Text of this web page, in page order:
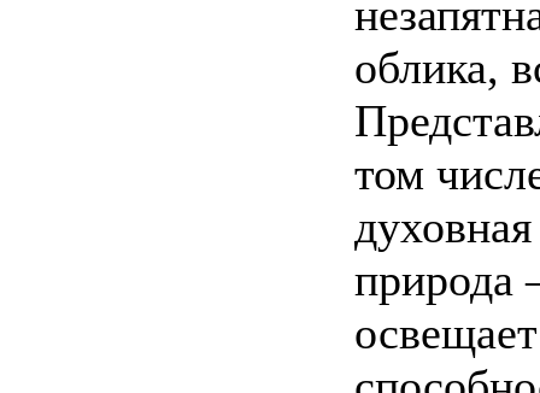
облика,
том
природа